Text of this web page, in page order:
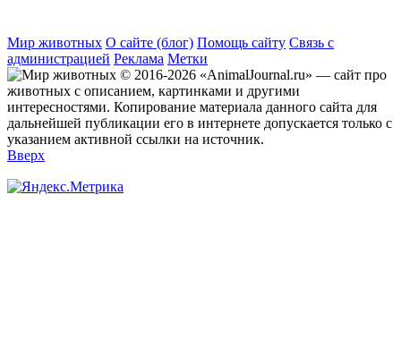
Мир животных О сайте (блог) Помощь сайту Связь с
администрацией Реклама Метки
© 2016-2026 «AnimalJournal.ru» — сайт про
животных с описанием, картинками и другими
интересностями. Копирование материала данного сайта для
дальнейшей публикации его в интернете допускается только с
указанием активной ссылки на источник.
Вверх